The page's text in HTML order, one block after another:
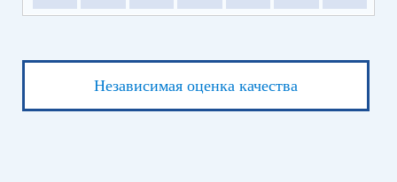
Независимая оценка качества